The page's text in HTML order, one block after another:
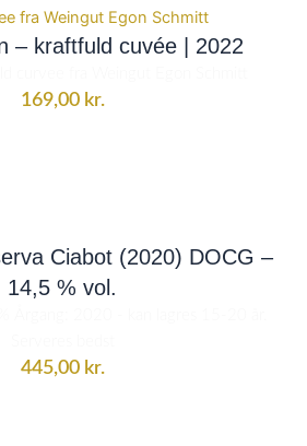
– kraftfuld cuvée | 2022
169,00 kr.
Ciabot (2020) DOCG –
14,5 % vol.
445,00 kr.